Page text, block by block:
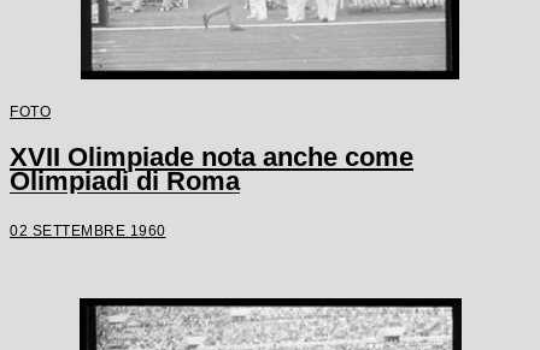
FOTO
XVII Olimpiade nota anche come
Olimpiadi di Roma
02 SETTEMBRE 1960